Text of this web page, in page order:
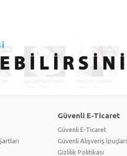
Güvenli E-Ticaret
Güvenli E-Ticaret
Güvenli Alışveriş İpuçları
Gizlilik Politikası